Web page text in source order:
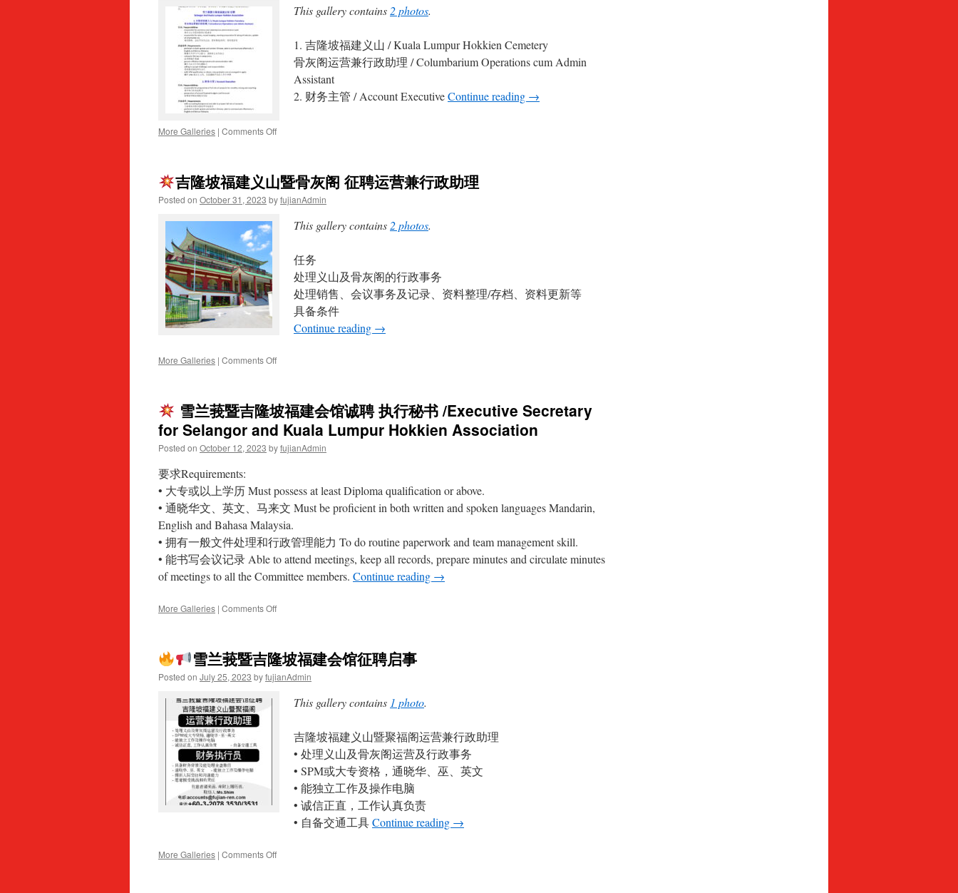
秘
灰
阁
运
This gallery contains 2 photos.
1. 吉隆坡福建义山 / Kuala Lumpur Hokkien Cemetery
骨灰阁运营兼行政助理 / Columbarium Operations cum Admin
Assistant
2. 财务主管 / Account ExecutiveContinue reading →
More Galleries | Comments Offon
暨
吉
隆
吉隆坡福建义山暨骨灰阁 征聘运营兼行政助理
Posted on October 31, 2023 byfujianAdmin
This gallery contains 2 photos.
任务
处理义山及骨灰阁的行政事务
处理销售、会议事务及记录、资料整理/存档、资料更新等
具备条件
Continue reading →
More Galleries | Comments Offon
坡
福
建
义
骨
灰
阁
征
聘
运
营
兼
政
雪兰莪暨吉隆坡福建会馆诚聘 执行秘书 /Executive Secretary
for Selangor and Kuala Lumpur Hokkien Association
Posted on October 12, 2023 byfujianAdmin
要求Requirements:
• 大专或以上学历 Must possess at least Diploma qualification or above.
• 通晓华文、英文、马来文 Must be proficient in both written and spoken languages Mandarin,
English and Bahasa Malaysia.
• 拥有一般文件处理和行政管理能力 To do routine paperwork and team management skill.
• 能书写会议记录 Able to attend meetings, keep all records, prepare minutes and circulate minutes
of meetings to all the Committee members. Continue reading →
More Galleries | Comments Offon
莪
吉
/Executive
雪兰莪暨吉隆坡福建会馆征聘启事
Posted on July 25, 2023 byfujianAdmin
This gallery contains 1 photo.
吉隆坡福建义山暨聚福阁运营兼行政助理
• 处理义山及骨灰阁运营及行政事务
• SPM或大专资格，通晓华、巫、英文
• 能独立工作及操作电脑
• 诚信正直，工作认真负责
• 自备交通工具Continue reading →
More Galleries | Comments Offon